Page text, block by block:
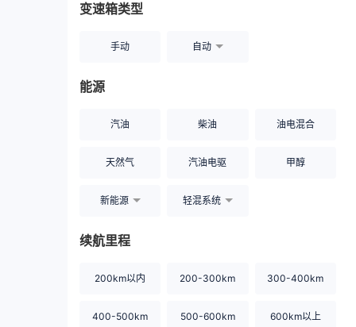
变速箱类型
手动 自动
能源
汽油 柴油 油电混合
天然气 汽油电驱 甲醇
新能源 轻混系统
续航里程
200km以内 200-300km 300-400km
400-500km 500-600km 600km以上